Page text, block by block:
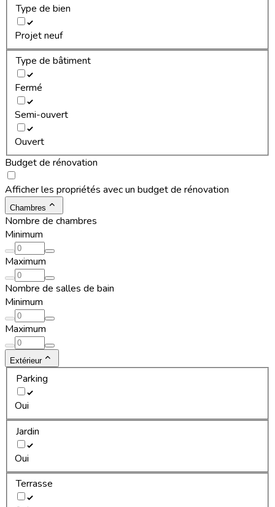
Type de bien
Projet neuf
Type de bâtiment
Fermé
Semi-ouvert
Ouvert
Budget de rénovation
Afficher les propriétés avec un budget de rénovation
Chambres
Nombre de chambres
Minimum
Maximum
Nombre de salles de bain
Minimum
Maximum
Extérieur
Parking
Oui
Jardin
Oui
Terrasse